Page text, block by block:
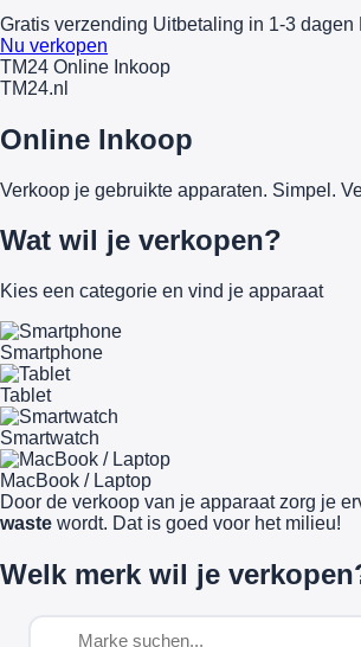
Gratis verzending Uitbetaling in 1-3 dagen
Nu verkopen
TM24 Online Inkoop
TM24.nl
Online Inkoop
Verkoop je gebruikte apparaten. Simpel.
Wat wil je verkopen?
Kies een categorie en vind je apparaat
Smartphone
Tablet
Smartwatch
MacBook / Laptop
Door de verkoop van je apparaat zorg je
waste wordt. Dat is goed voor het milieu!
Welk merk wil je